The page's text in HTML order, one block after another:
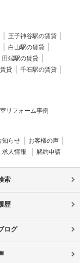
王子神谷駅の賃貸
白山駅の賃貸
田端駅の賃貸
貸
千石駅の賃貸
リフォーム事例
知らせ
お客様の声
求人情報 解約申請
索
歴
ログ